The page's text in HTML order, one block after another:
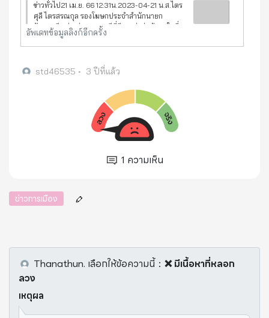
ข่าวทั่วไป21 เม.ย. 66 12:31น.2023-04-21 น.ส.ไตร
ศุลี ไตรสรณกุล รองโฆษกประจำสำนักนายก
รัฐมนตรี กล่าวว่า จากกรณีที่มีการส่งต่อข้อมูลในสื่อ
สังคมออนไลน์ระบุว่าผู้สูงอายุ 3 กลุ่ม จะ
อัพเดทข้อมูลลิงก์อีกครั้ง
std46535 • 3 ปีที่แล้ว
1 ความเห็น
ข่าวการเมือง
Thanathun. เลือกให้ข้อความนี้： ❌ มีเนื้อหาที่หลอก
ลวง
เหตุผล